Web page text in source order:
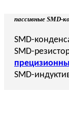
пассивные SMD-
SMD-
SMD-
SMD-